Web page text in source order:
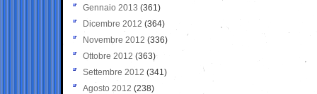
Gennaio 2013 (361)
Dicembre 2012 (364)
Novembre 2012 (336)
Ottobre 2012 (363)
Settembre 2012 (341)
Agosto 2012 (238)